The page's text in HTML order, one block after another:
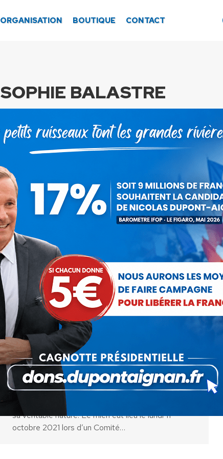
ORGANISATION BOUTIQUE CONTACT
SOPHIE BALASTRE
La servitude ou le salut ? Un an
après, il est temps de choisir !
Communiqués Par Sophie Balastre
17 octobre 2022
La révélation. Pendant la crise sanitaire, nombre
d’entre nous ont connu un moment de révélation sur
sa véritable nature. Le mien eut lieu le lundi 11
octobre 2021 lors d’un Comité…